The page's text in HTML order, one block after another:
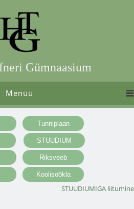
Gümnaasium
Menüü
STUUDIUMIGA liitumine